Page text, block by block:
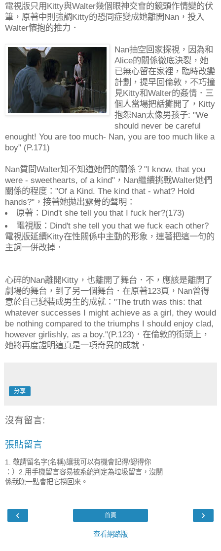
電視版只用Kitty與Walter幾個眼神交會的鏡頭作情變的伏
筆，原著中則強調Kitty的恐同症變成她離開Nan，投入
Walter懷抱的推力．
Nan抽空回家探視，因為和
Alice的關係徹底決裂，她
已無心留在家裡，臨時改變
計劃，提早回倫敦，不巧撞
見Kitty和Walter的姦情．三
個人當場把話攤開了，Kitty
抱怨Nan太像男孩子: "We
should never be careful
enought! You are too much- Nan, you are too much like a
boy" (P.171)
Nan質問Walter知不知道她們的關係？"I know, that you
were - sweethearts, of a kind"，Nan繼續挑戰Walter她們
關係的程度："Of a Kind. The kind that - what? Hold
hands?"，接著她拋出露骨的聲明：
原著：Dind't she tell you that I fuck her?(173)
電視版：Dind't she tell you that we fuck each other?
電視版延續Kitty在性關係中主動的形象，連著把這一句的
主詞一併改掉．
心碎的Nan離開Kitty，也離開了舞台．不，應該是離開了
劇場的舞台，到了另一個舞台．在原著123頁，Nan曾得
意於自己變裝成男生的成就："The truth was this: that
whatever successes I might achieve as a girl, they would
be nothing compared to the triumphs I should enjoy clad,
however girlishly, as a boy."(P.123)．在倫敦的街頭上，
她將再度證明這真是一項奇異的成就．
分享
沒有留言:
張貼留言
1. 敬請留名字(名稱)讓我可以有機會記得/認得你
：）2.用手機留言容易被系統判定為垃圾留言，沒關
係我晚一點會把它撈回來。
‹ ›
首頁
查看網路版